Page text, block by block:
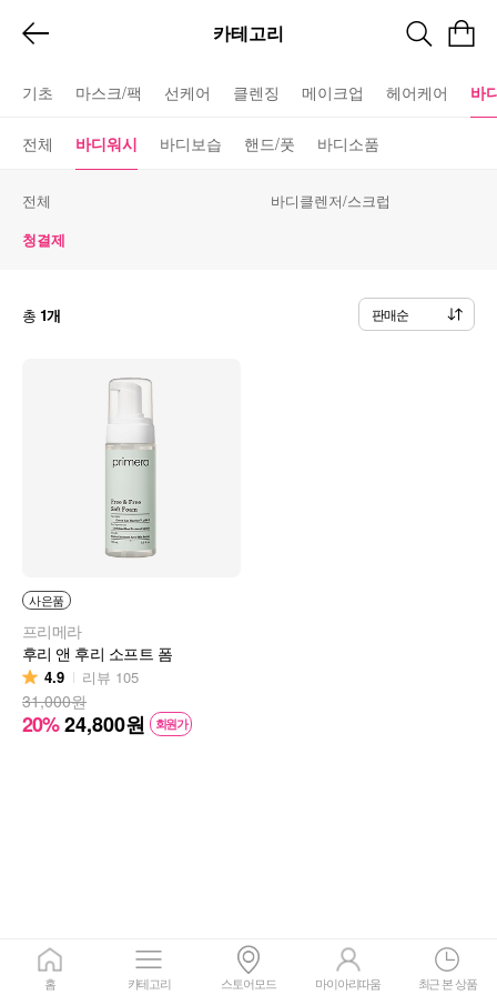
카테고리
기초 마스크/팩 선케어 클렌징 메이크업 헤어케어 바
전체 바디워시 바디보습 핸드/풋 바디소품
전체
바디클렌저/스크럽
청결제
총 1개 판매순
사은품
프리메라
후리 앤 후리 소프트 폼
4.9 리뷰 105
31,000원
20%24,800원 회원가
홈 카테고리 스토어모드 마이아리따움 최근 본 상품